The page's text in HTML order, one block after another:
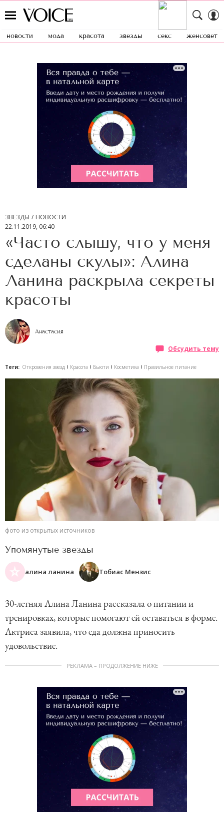
новости мода красота звезды секс женсовет
ЗВЕЗДЫ
НОВОСТИ
22.11.2019, 06:40
«Часто слышу, что у меня
сделаны скулы»: Алина
Ланина раскрыла секреты
красоты
Анастасия
Обсудить тему
Теги: Откровения звезд Красота Бьюти Косметика Правильное питание
фото из открытых источников
Упомянутые звезды
алина ланина Тобиас Мензис
30-летняя Алина Ланина рассказала о питании и
тренировках, которые помогают ей оставаться в форме.
Актриса заявила, что еда должна приносить
удовольствие.
РЕКЛАМА – ПРОДОЛЖЕНИЕ НИЖЕ